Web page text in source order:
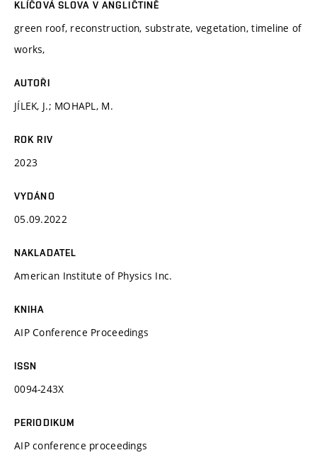
KLÍČOVÁ SLOVA V ANGLIČTINĚ
green roof, reconstruction, substrate, vegetation, timeline of
works,
AUTOŘI
JÍLEK, J.; MOHAPL, M.
ROK RIV
2023
VYDÁNO
05.09.2022
NAKLADATEL
American Institute of Physics Inc.
KNIHA
AIP Conference Proceedings
ISSN
0094-243X
PERIODIKUM
AIP conference proceedings